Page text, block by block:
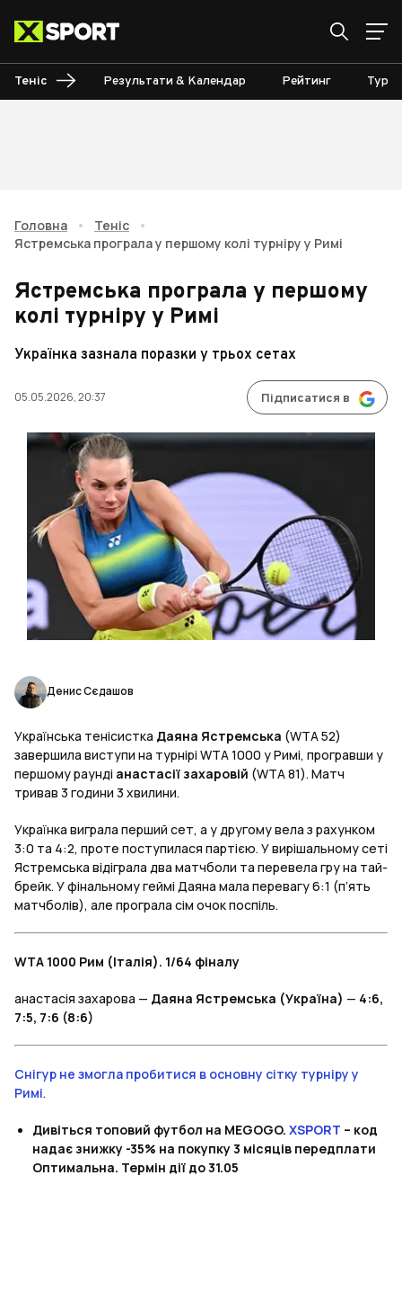
Теніс Результати & Календар Рейтинг
Головна • Теніс
•
Ястремська програла у першому колі турніру у Римі
Ястремська програла у першому
колі турніру у Римі
Українка зазнала поразки у трьох сетах
05.05.2026, 20:37 Підписатися в
Денис Сєдашов
Українська тенісистка Даяна Ястремська (WTA 52)
завершила виступи на турнірі WTA 1000 у Римі, програвши у
першому раунді анастасії захаровій (WTA 81). Матч
тривав 3 години 3 хвилини.
Українка виграла перший сет, а у другому вела з рахунком
3:0 та 4:2, проте поступилася партією. У вирішальному сеті
Ястремська відіграла два матчболи та перевела гру на тай-
брейк. У фінальному геймі Даяна мала перевагу 6:1 (п’ять
матчболів), але програла сім очок поспіль.
WTA 1000 Рим (Італія). 1/64 фіналу
анастасія захарова — Даяна Ястремська (Україна) — 4:6,
7:5, 7:6 (8:6)
Снігур не змогла пробитися в основну сітку турніру у
Римі.
Дивіться топовий футбол на MEGOGO. XSPORT – код
надає знижку -35% на покупку 3 місяців передплати
Оптимальна. Термін дії до 31.05